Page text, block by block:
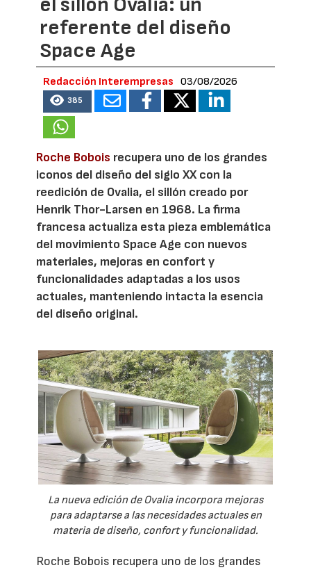
referente del diseño
Space Age
Redacción Interempresas 03/08/2026
385
Roche Bobois recupera uno de los grandes
iconos del diseño del siglo XX con la
reedición de Ovalia, el sillón creado por
Henrik Thor-Larsen en 1968. La firma
francesa actualiza esta pieza emblemática
del movimiento Space Age con nuevos
materiales, mejoras en confort y
funcionalidades adaptadas a los usos
actuales, manteniendo intacta la esencia
del diseño original.
La nueva edición de Ovalia incorpora mejoras
para adaptarse a las necesidades actuales en
materia de diseño, confort y funcionalidad.
Roche Bobois recupera uno de los grandes